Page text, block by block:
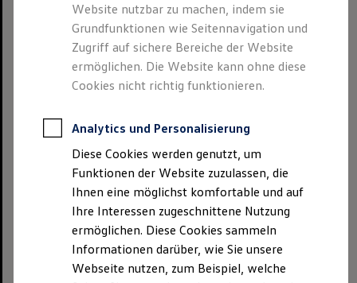
Website nutzbar zu machen, indem sie
Grundfunktionen wie Seitennavigation und
Zugriff auf sichere Bereiche der Website
ermöglichen. Die Website kann ohne diese
Cookies nicht richtig funktionieren.
Analytics und Personalisierung
Diese Cookies werden genutzt, um
Funktionen der Website zuzulassen, die
Ihnen eine möglichst komfortable und auf
Ihre Interessen zugeschnittene Nutzung
ermöglichen. Diese Cookies sammeln
Informationen darüber, wie Sie unsere
Webseite nutzen, zum Beispiel, welche
Für die Funktionalität der Webseite sind
sog. Funktionscookies unerlässlich. Die
Verarbeitung der Funktionscookies ist
notwendig, um Ihnen einen Besuch der
lit. f DSGVO).
Den Komfort eines Webseitenbesuchs
erhöhen sog. Komfortcookies, die z. B. Ihre
Spracheinstellungen speichern. Die
Rechtsgrundlage für die Komfortcookies ist
ein berechtigtes Interesse (Art. 6 Abs. 1 lit.
f DSGVO). Das berechtigte Interesse liegt in